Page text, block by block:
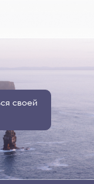
своей